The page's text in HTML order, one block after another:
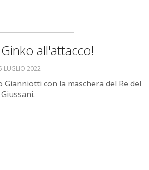
all'attacco!
LUGLIO 2022
con la maschera del Re del